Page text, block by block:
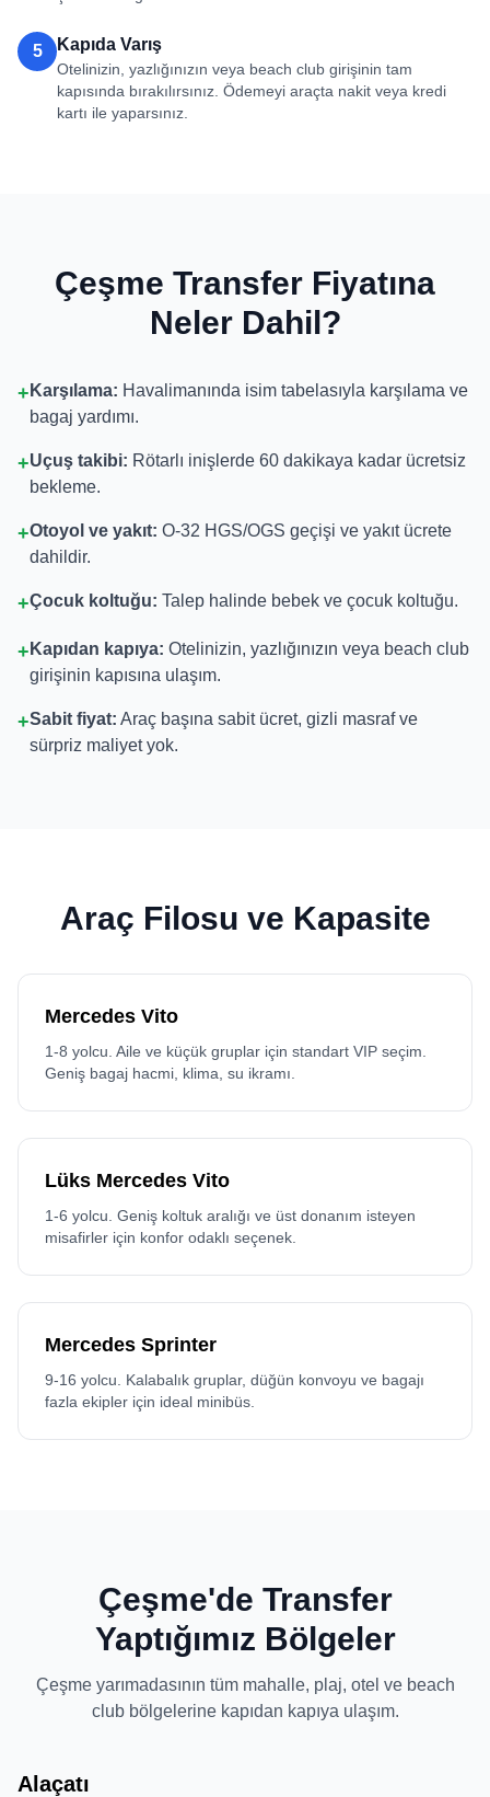
5 Kapıda Varış
Otelinizin, yazlığınızın veya beach club girişinin tam
kapısında bırakılırsınız. Ödemeyi araçta nakit veya kredi
kartı ile yaparsınız.
Çeşme Transfer Fiyatına
Neler Dahil?
+ Karşılama: Havalimanında isim tabelasıyla karşılama ve
bagaj yardımı.
+Uçuş takibi: Rötarlı inişlerde 60 dakikaya kadar ücretsiz
bekleme.
+Otoyol ve yakıt: O-32 HGS/OGS geçişi ve yakıt ücrete
dahildir.
+Çocuk koltuğu: Talep halinde bebek ve çocuk koltuğu.
+ Kapıdan kapıya: Otelinizin, yazlığınızın veya beach club
girişinin kapısına ulaşım.
+Sabit fiyat: Araç başına sabit ücret, gizli masraf ve
sürpriz maliyet yok.
Araç Filosu ve Kapasite
Mercedes Vito
1-8 yolcu. Aile ve küçük gruplar için standart VIP seçim.
Geniş bagaj hacmi, klima, su ikramı.
Lüks Mercedes Vito
1-6 yolcu. Geniş koltuk aralığı ve üst donanım isteyen
misafirler için konfor odaklı seçenek.
Mercedes Sprinter
9-16 yolcu. Kalabalık gruplar, düğün konvoyu ve bagajı
fazla ekipler için ideal minibüs.
Çeşme'de Transfer
Yaptığımız Bölgeler
Çeşme yarımadasının tüm mahalle, plaj, otel ve beach
club bölgelerine kapıdan kapıya ulaşım.
Alaçatı